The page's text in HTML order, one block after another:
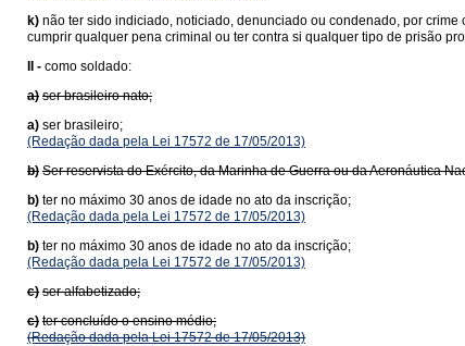
k) não ter sido indiciado, noticiado, denunciado ou condenado, por
cumprir qualquer pena criminal ou ter contra si qualquer tipo de prisão
II - como soldado:
a) ser brasileiro nato;
a) ser brasileiro;
(Redação dada pela Lei 17572 de 17/05/2013)
b) Ser reservista do Exército, da Marinha de Guerra ou da Aeronáutica
b) ter no máximo 30 anos de idade no ato da inscrição;
(Redação dada pela Lei 17572 de 17/05/2013)
b) ter no máximo 30 anos de idade no ato da inscrição;
(Redação dada pela Lei 17572 de 17/05/2013)
c) ser alfabetizado;
c) ter concluído o ensino médio;
(Redação dada pela Lei 17572 de 17/05/2013)